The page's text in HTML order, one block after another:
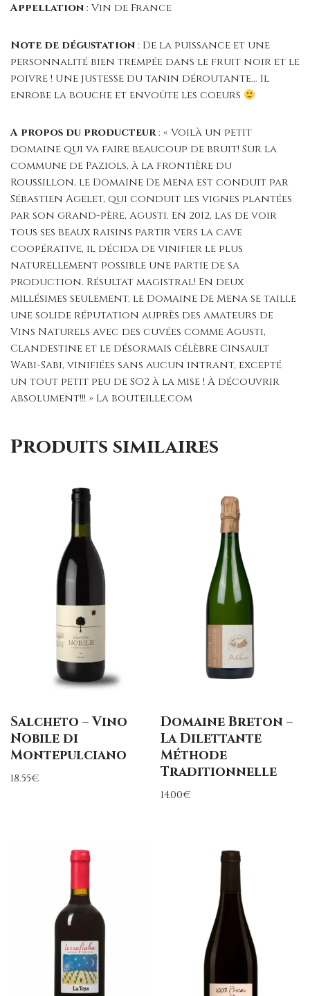
Appellation: Vin de France
Note de dégustation: De la puissance et une
personnalité bien trempée dans le fruit noir et le
poivre ! Une justesse du tanin déroutante… Il
enrobe la bouche et envoûte les coeurs
A propos du producteur: « Voilà un petit
domaine qui va faire beaucoup de bruit! Sur la
commune de Paziols, à la frontière du
Roussillon, le Domaine De Mena est conduit par
Sébastien Agelet, qui conduit les vignes plantées
par son grand-père, Agusti. En 2012, las de voir
tous ses beaux raisins partir vers la cave
coopérative, il décida de vinifier le plus
naturellement possible une partie de sa
production. Résultat magistral! En deux
millésimes seulement, le Domaine De Mena se taille
une solide réputation auprès des amateurs de
Vins Naturels avec des cuvées comme Agusti,
Clandestine et le désormais célèbre Cinsault
Wabi-Sabi, vinifiées sans aucun intrant, excepté
un tout petit peu de SO2 à la mise ! À découvrir
absolument!!! » La bouteille.com
Produits similaires
Salcheto – Vino
Nobile di
Montepulciano
18.55€
Domaine Breton –
La Dilettante
Méthode
Traditionnelle
14.00€